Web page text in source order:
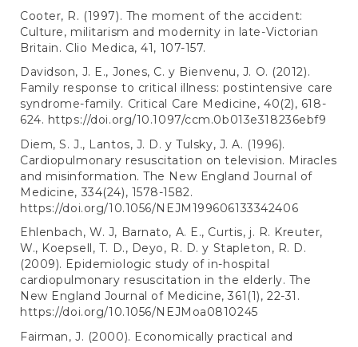
Cooter, R. (1997). The moment of the accident:
Culture, militarism and modernity in late-Victorian
Britain. Clio Medica, 41, 107-157.
Davidson, J. E., Jones, C. y Bienvenu, J. O. (2012).
Family response to critical illness: postintensive care
syndrome-family. Critical Care Medicine, 40(2), 618-
624. https://doi.org/10.1097/ccm.0b013e318236ebf9
Diem, S. J., Lantos, J. D. y Tulsky, J. A. (1996).
Cardiopulmonary resuscitation on television. Miracles
and misinformation. The New England Journal of
Medicine, 334(24), 1578-1582.
https://doi.org/10.1056/NEJM199606133342406
Ehlenbach, W. J, Barnato, A. E., Curtis, j. R. Kreuter,
W., Koepsell, T. D., Deyo, R. D. y Stapleton, R. D.
(2009). Epidemiologic study of in-hospital
cardiopulmonary resuscitation in the elderly. The
New England Journal of Medicine, 361(1), 22-31.
https://doi.org/10.1056/NEJMoa0810245
Fairman, J. (2000). Economically practical and